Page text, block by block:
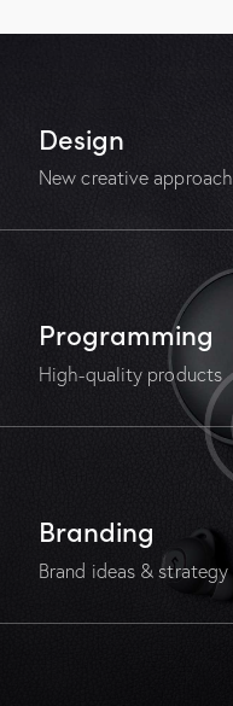
Design
New creative approach
Programming
High-quality products
Branding
Brand ideas & strategy